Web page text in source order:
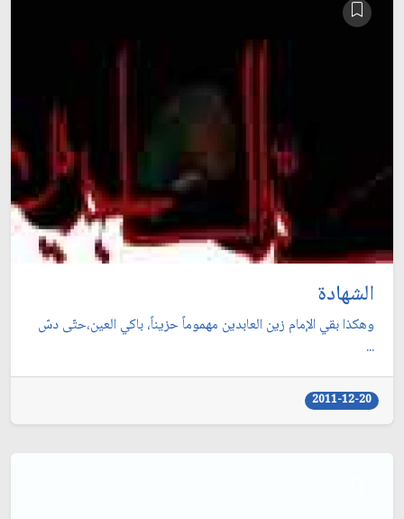
الشهادة
وهكذا بقي الإمام زين العابدين مهموماً حزيناً، باكي العين،حتّى دسّ
...
2011-12-20